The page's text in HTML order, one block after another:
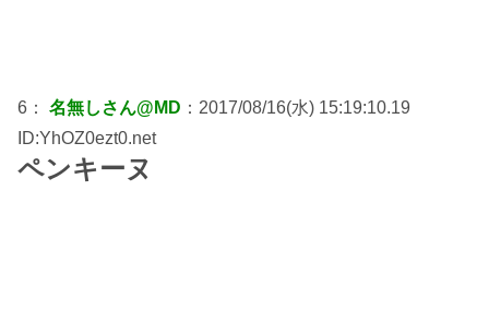
6： 名無しさん@MD ：2017/08/16(水) 15:19:10.19
ID:YhOZ0ezt0.net
ペンキーヌ